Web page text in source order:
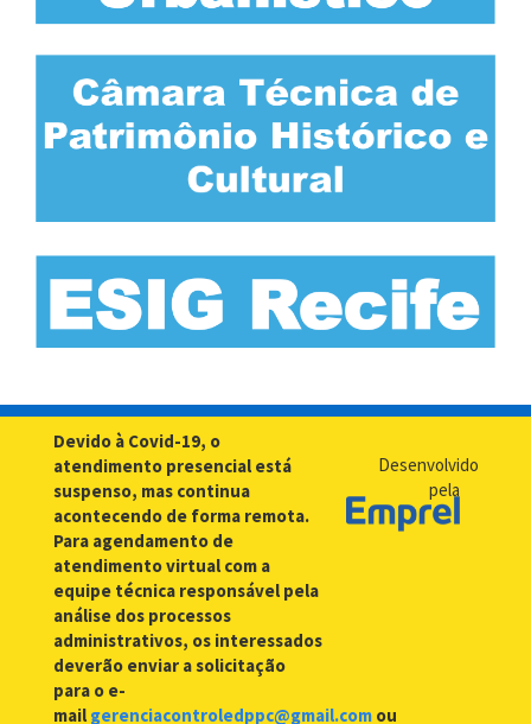
Devido à Covid-19, o
atendimento presencial está
suspenso, mas continua
acontecendo de forma remota.
Para agendamento de
atendimento virtual com a
equipe técnica responsável pela
análise dos processos
administrativos, os interessados
deverão enviar a solicitação
para o e-
mail gerenciacontroledppc@gmail.com ou
Desenvolvido
pela